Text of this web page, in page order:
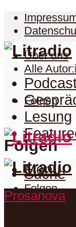
Über uns
Alle
Folgen
Folgen
Folgen
Facebook
Lesung
Menu
Suche
Podcasts
Prosanova